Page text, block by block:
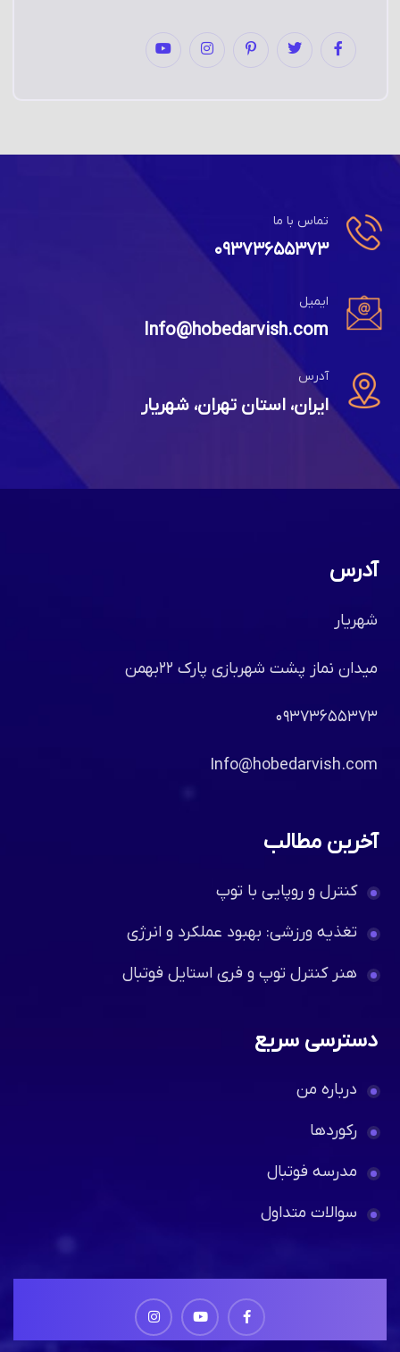
تماس با ما
۰۹۳۷۳۶۵۵۳۷۳
ایمیل
Info@hobedarvish.com
آدرس
ایران، استان تهران، شهریار
آدرس
شهریار
میدان نماز پشت شهربازی پارک ۲۲بهمن
۰۹۳۷۳۶۵۵۳۷۳
Info@hobedarvish.com
آخرین مطالب
کنترل و روپایی با توپ
تغذیه ورزشی: بهبود عملکرد و انرژی
هنر کنترل توپ و فری استایل فوتبال
دسترسی سریع
درباره من
رکوردها
مدرسه فوتبال
سوالات متداول